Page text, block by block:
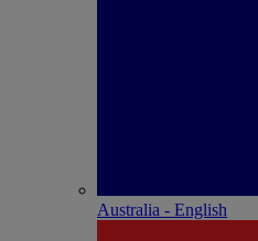
Australia - English